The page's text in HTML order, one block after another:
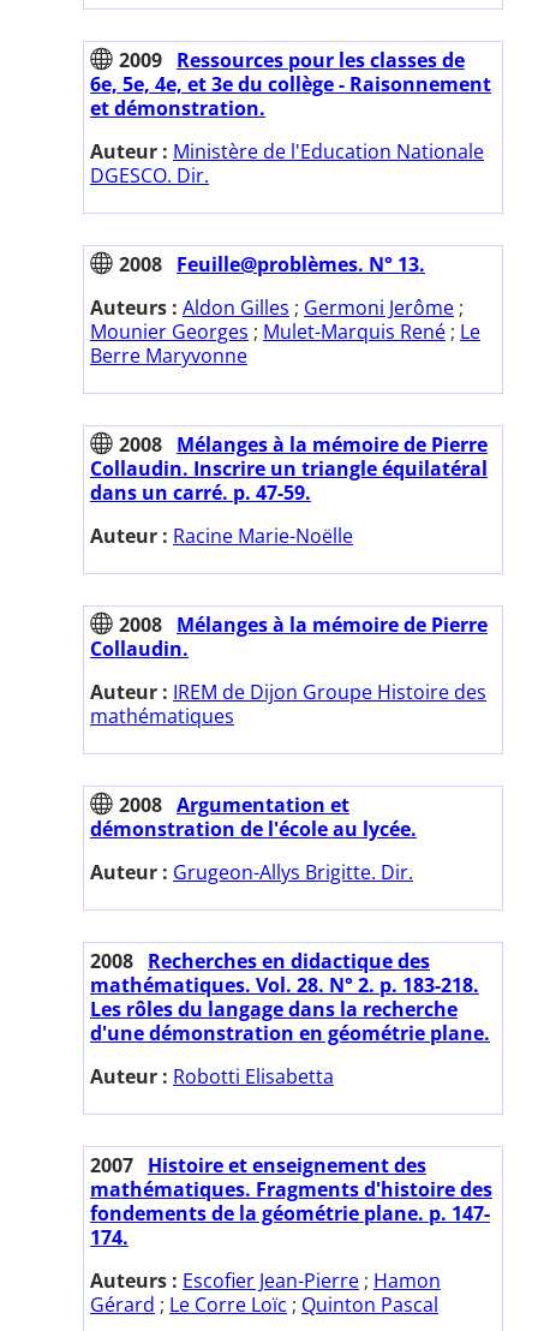
2009 Ressources pour les classes de
6e, 5e, 4e, et 3e du collège - Raisonnement
et démonstration.
Auteur : Ministère de l'Education Nationale
DGESCO. Dir.
2008 Feuille@problèmes. N° 13.
Auteurs : Aldon Gilles ; Germoni Jerôme ;
Mounier Georges ; Mulet-Marquis René ; Le
Berre Maryvonne
2008 Mélanges à la mémoire de Pierre
Collaudin. Inscrire un triangle équilatéral
dans un carré. p. 47-59.
Auteur : Racine Marie-Noëlle
2008 Mélanges à la mémoire de Pierre
Collaudin.
Auteur : IREM de Dijon Groupe Histoire des
mathématiques
2008 Argumentation et
démonstration de l'école au lycée.
Auteur : Grugeon-Allys Brigitte. Dir.
2008 Recherches en didactique des
mathématiques. Vol. 28. N° 2. p. 183-218.
Les rôles du langage dans la recherche
d'une démonstration en géométrie plane.
Auteur : Robotti Elisabetta
2007 Histoire et enseignement des
mathématiques. Fragments d'histoire des
fondements de la géométrie plane. p. 147-
174.
Auteurs : Escofier Jean-Pierre ; Hamon
Gérard ; Le Corre Loïc ; Quinton Pascal